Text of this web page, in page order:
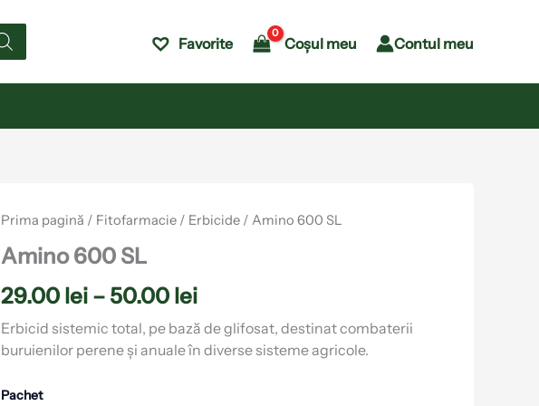
Favorite Coșul meu Contul meu
Prima pagină / Fitofarmacie / Erbicide / Amino 600 SL
Amino 600 SL
29.00 lei – 50.00 lei
de
29.00 lei
până
la
Erbicid sistemic total, pe bază de glifosat, destinat combaterii
buruienilor perene și anuale în diverse sisteme agricole.
Pachet
600
SL